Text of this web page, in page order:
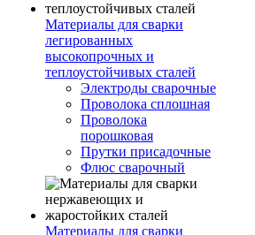
Материалы для сварки
легированных
высокопрочных и
теплоустойчивых сталей
Электроды сварочные
Проволока сплошная
Проволока
порошковая
Прутки присадочные
Флюс сварочный
Материалы для сварки